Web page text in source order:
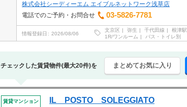
株式会社シーディーエム エイブルネットワーク浅草店
電話でのご予約・お問合せ
03-5826-7781
情報登録日 2026/08/06
文京区 弥生 千代田線 根津駅
1R/ワンルーム
バス・トイレ別
チェックした賃貸物件(最大20件)を まとめてお気に入り
賃貸マンション IL POSTO SOLEGGIATO